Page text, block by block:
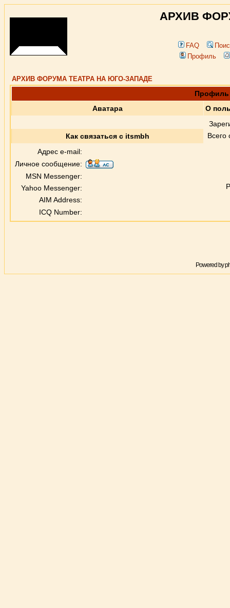
АРХИВ
FAQ
Профиль
АРХИВ ФОРУМА ТЕАТРА НА ЮГО-ЗАПАДЕ
Профиль
Аватара
О
Как связаться с itsmbh
Адрес e-mail:
Личное сообщение:
MSN Messenger:
Yahoo Messenger:
AIM Address:
ICQ Number:
Powered by